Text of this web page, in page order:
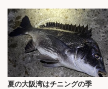
夏の大阪湾はチニングの季